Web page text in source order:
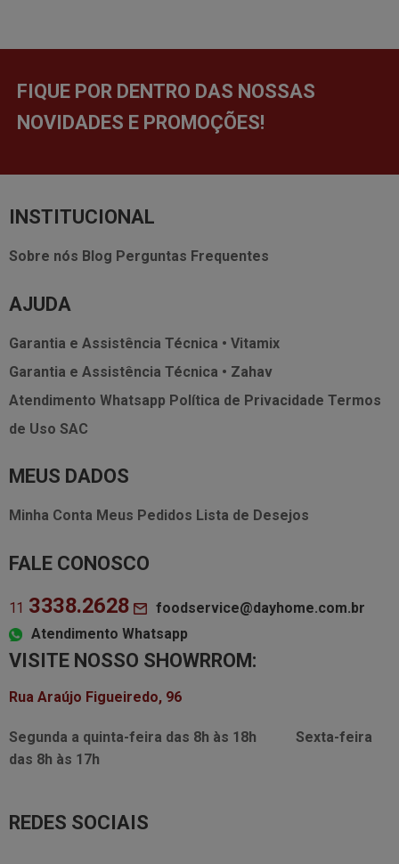
FIQUE POR DENTRO DAS NOSSAS
NOVIDADES E PROMOÇÕES!
INSTITUCIONAL
Sobre nós Blog Perguntas Frequentes
AJUDA
Garantia e Assistência Técnica • Vitamix
Garantia e Assistência Técnica • Zahav
Atendimento Whatsapp Política de Privacidade Termos
de Uso SAC
MEUS DADOS
Minha Conta Meus Pedidos Lista de Desejos
FALE CONOSCO
11 3338.2628
foodservice@dayhome.com.br
Atendimento Whatsapp
VISITE NOSSO SHOWRROM:
Rua Araújo Figueiredo, 96
Segunda a quinta-feira das 8h às 18h
Sexta-feira
das 8h às 17h
REDES SOCIAIS